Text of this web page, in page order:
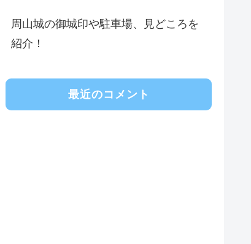
周山城の御城印や駐車場、見どころを
紹介！
最近のコメント